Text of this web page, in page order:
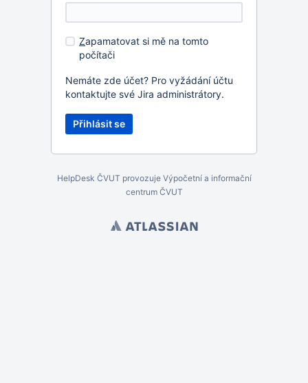
Zapamatovat si mě na tomto
počítači
Nemáte zde účet? Pro vyžádání účtu
kontaktujte své Jira administrátory.
HelpDesk ČVUT provozuje Výpočetní a informační
centrum ČVUT